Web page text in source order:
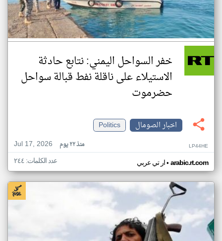
خفر السواحل اليمني: نتابع حادثة
الاستيلاء على ناقلة نفط قبالة سواحل
حضرموت
اخبار الصومال
Politics
Jul 17, 2026
منذ ٢٢ يوم LP44HE
ار تي عربي• arabic.rt.com عدد الكلمات: ٢٤٤